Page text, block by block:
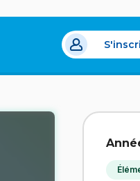
dans un nouvel onglet.